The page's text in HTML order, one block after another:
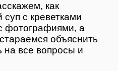
как
с креветками
фотографиями, а
объяснить
на все вопросы и